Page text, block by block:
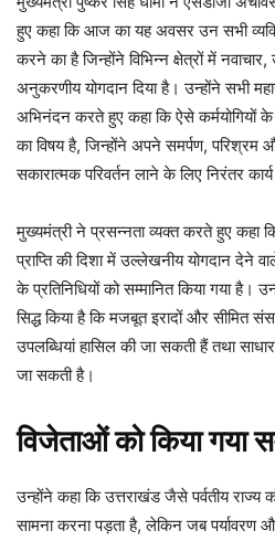
हुए कहा कि आज का यह अवसर उन सभी
करने का है जिन्होंने विभिन्न क्षेत्रों में
अनुकरणीय योगदान दिया है। उन्होंने सभी
अभिनंदन करते हुए कहा कि ऐसे कर्मयोगियों
का विषय है, जिन्होंने अपने समर्पण,
सकारात्मक परिवर्तन लाने के लिए निरंतर
मुख्यमंत्री ने प्रसन्नता व्यक्त करते हुए कहा
प्राप्ति की दिशा में उल्लेखनीय योगदान देने
के प्रतिनिधियों को सम्मानित किया गया है।
सिद्ध किया है कि मजबूत इरादों और सीमित
उपलब्धियां हासिल की जा सकती हैं तथा
जा सकती है।
विजेताओं को किया गया
उन्होंने कहा कि उत्तराखंड जैसे पर्वतीय राज्य
सामना करना पड़ता है, लेकिन जब पर्यावरण